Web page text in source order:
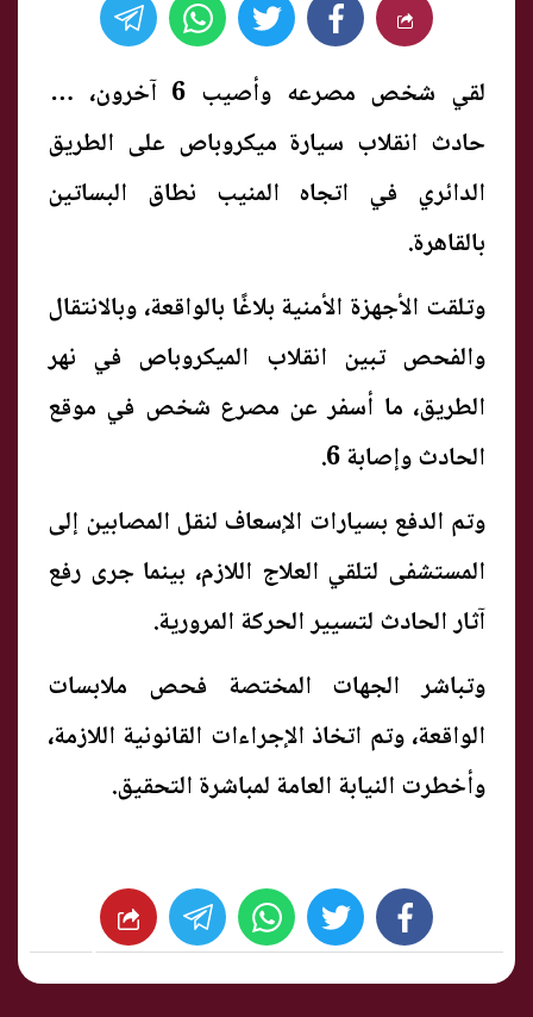
لقي شخص مصرعه وأصيب 6 آخرون، إثر
حادث انقلاب سيارة ميكروباص على الطريق
الدائري في اتجاه المنيب نطاق البساتين
بالقاهرة.
وتلقت الأجهزة الأمنية بلاغًا بالواقعة، وبالانتقال
والفحص تبين انقلاب الميكروباص في نهر
الطريق، ما أسفر عن مصرع شخص في موقع
الحادث وإصابة 6.
وتم الدفع بسيارات الإسعاف لنقل المصابين إلى
المستشفى لتلقي العلاج اللازم، بينما جرى رفع
آثار الحادث لتسيير الحركة المرورية.
وتباشر الجهات المختصة فحص ملابسات
الواقعة، وتم اتخاذ الإجراءات القانونية اللازمة،
وأخطرت النيابة العامة لمباشرة التحقيق.
facebook
twitter
whats شارك